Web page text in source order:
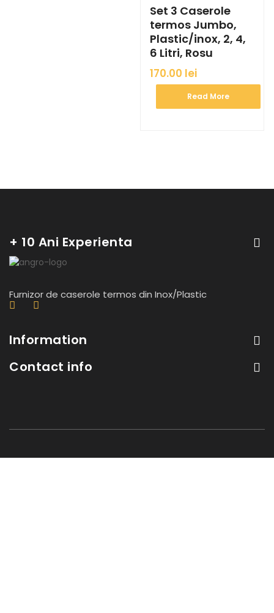
Set 3 Caserole
termos Jumbo,
Plastic/inox, 2, 4,
6 Litri, Rosu
170.00 lei
Read More
+ 10 Ani Experienta
Furnizor de caserole termos din Inox/Plastic
Information
Contact info